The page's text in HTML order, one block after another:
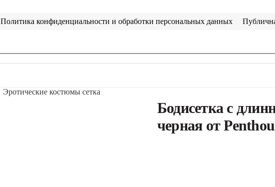
Политика конфиденциальности и обработки персональных данных
Эротические костюмы сетка
Бодисетка с
черная от